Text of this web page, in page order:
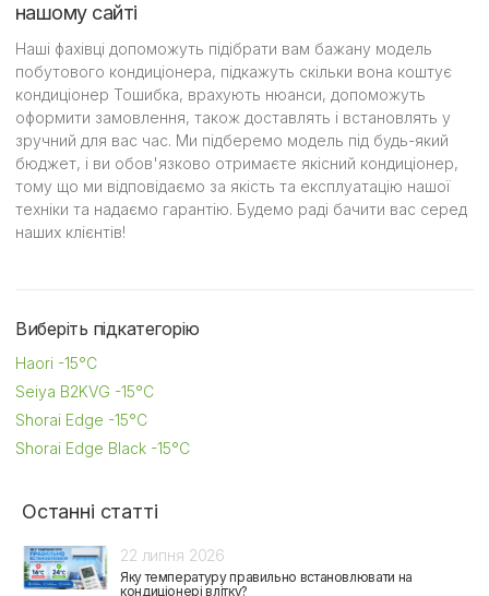
Останні статті
22 липня 2026
Яку температуру правильно встановлювати на
кондиціонері влітку?
нашому сайті
Наші фахівці допоможуть підібрати вам бажану модель
побутового кондиціонера, підкажуть скільки вона коштує
кондиціонер Тошибка, врахують нюанси, допоможуть
оформити замовлення, також доставлять і встановлять у
зручний для вас час. Ми підберемо модель під будь-який
бюджет, і ви обов'язково отримаєте якісний кондиціонер,
тому що ми відповідаємо за якість та експлуатацію нашої
техніки та надаємо гарантію. Будемо раді бачити вас серед
наших клієнтів!
Виберіть підкатегорію
Haori -15°C
Seiya B2KVG -15°C
Shorai Edge -15°C
Shorai Edge Black -15°C